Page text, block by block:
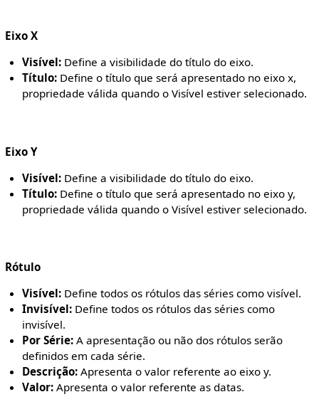
Eixo X
Visível: Define a visibilidade do título do eixo.
Título: Define o título que será apresentado no eixo x,
propriedade válida quando o Visível estiver selecionado.
Eixo Y
Visível: Define a visibilidade do título do eixo.
Título: Define o título que será apresentado no eixo y,
propriedade válida quando o Visível estiver selecionado.
Rótulo
Visível: Define todos os rótulos das séries como visível.
Invisível: Define todos os rótulos das séries como
invisível.
Por Série: A apresentação ou não dos rótulos serão
definidos em cada série.
Descrição: Apresenta o valor referente ao eixo y.
Valor: Apresenta o valor referente as datas.